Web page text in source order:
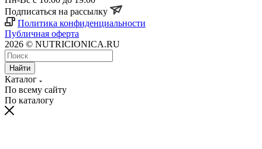
Подписаться на рассылку
Политика конфиденциальности
Публичная оферта
2026 © NUTRICIONICA.RU
Найти
Каталог
По всему сайту
По каталогу